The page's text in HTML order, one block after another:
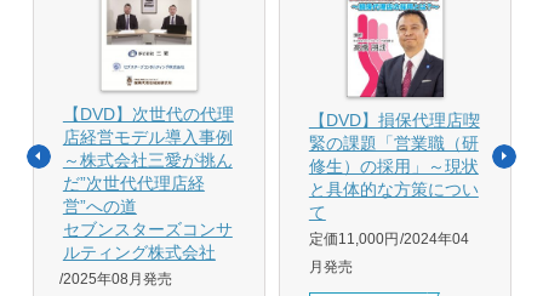
【DVD】次世代の代理
店経営モデル導入事例
～株式会社三愛が挑ん
だ”次世代代理店経
営”への道
セブンスターズコンサ
ルティング株式会社
2025年08月発売
【DVD】損保代理店喫
緊の課題「営業職（研
修生）の採用」～現状
と具体的な方策につい
て
定価11,000円 2024年04
月発売